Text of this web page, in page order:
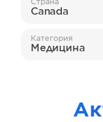
Страна
Canada
Категория
Медицина